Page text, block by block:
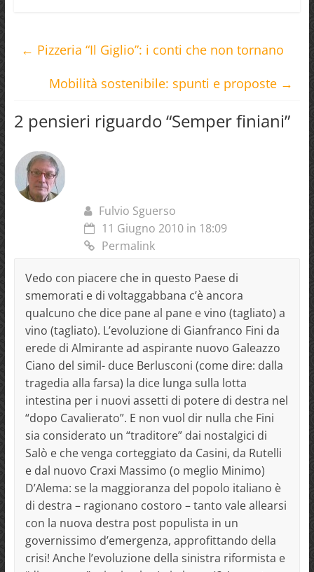
← Pizzeria “Il Giglio”: i conti che non tornano
Mobilità sostenibile: spunti e proposte →
2 pensieri riguardo “Semper finiani”
Fulvio Sguerso
11 Giugno 2010 in 18:09
Permalink
Vedo con piacere che in questo Paese di
smemorati e di voltaggabbana c’è ancora
qualcuno che dice pane al pane e vino (tagliato) a
vino (tagliato). L’evoluzione di Gianfranco Fini da
erede di Almirante ad aspirante nuovo Galeazzo
Ciano del simil- duce Berlusconi (come dire: dalla
tragedia alla farsa) la dice lunga sulla lotta
intestina per i nuovi assetti di potere di destra nel
“dopo Cavalierato”. E non vuol dir nulla che Fini
sia considerato un “traditore” dai nostalgici di
Salò e che venga corteggiato da Casini, da Rutelli
e dal nuovo Craxi Massimo (o meglio Minimo)
D’Alema: se la maggioranza del popolo italiano è
di destra – ragionano costoro – tanto vale allearsi
con la nuova destra post populista in un
governissimo d’emergenza, approfittando della
crisi! Anche l’evoluzione della sinistra riformista e